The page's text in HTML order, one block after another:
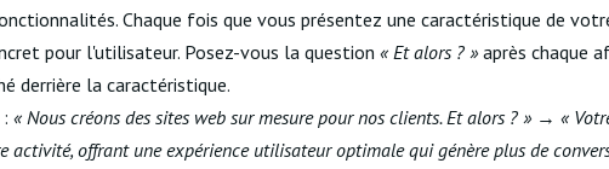
Chaque fois que vous présentez une caractéristique de
pour l'utilisateur. Posez-vous la question « Et alors ? »après chaque
derrière la caractéristique.
« Nous créons des sites web sur mesure pour nos clients. Et alors ? »→ «
activité, offrant une expérience utilisateur optimale qui génère plus de